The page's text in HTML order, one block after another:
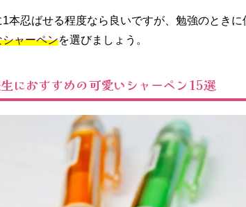
本忍ばせる程度なら良いですが、勉強のときに
ャーペンを選びましょう。
におすすめの可愛いシャーペン15選